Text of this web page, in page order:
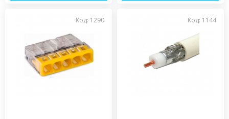
Код: 1290 Код: 1144